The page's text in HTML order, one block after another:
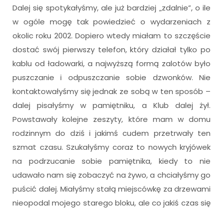
Dalej się spotykałyśmy, ale już bardziej „zdalnie”, o ile
w ogóle mogę tak powiedzieć o wydarzeniach z
okolic roku 2002. Dopiero wtedy miałam to szczęście
dostać swój pierwszy telefon, który działał tylko po
kablu od ładowarki, a najwyższą formą zalotów było
puszczanie i odpuszczanie sobie dzwonków. Nie
kontaktowałyśmy się jednak ze sobą w ten sposób –
dalej pisałyśmy w pamiętniku, a Klub dalej żył.
Powstawały kolejne zeszyty, które mam w domu
rodzinnym do dziś i jakimś cudem przetrwały ten
szmat czasu. Szukałyśmy coraz to nowych kryjówek
na podrzucanie sobie pamiętnika, kiedy to nie
udawało nam się zobaczyć na żywo, a chciałyśmy go
puścić dalej. Miałyśmy stałą miejscówkę za drzewami
nieopodal mojego starego bloku, ale co jakiś czas się